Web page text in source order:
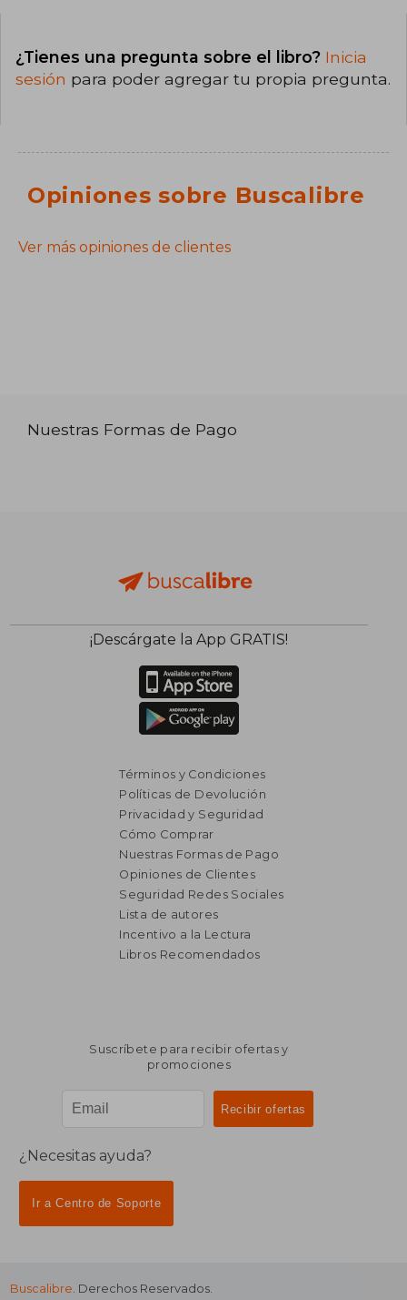
¿Tienes una pregunta sobre el libro? Inicia
sesión para poder agregar tu propia pregunta.
Opiniones sobre Buscalibre
Ver más opiniones de clientes
Nuestras Formas de Pago
¡Descárgate la App GRATIS!
Términos y Condiciones
Políticas de Devolución
Privacidad y Seguridad
Cómo Comprar
Nuestras Formas de Pago
Opiniones de Clientes
Seguridad Redes Sociales
Lista de autores
Incentivo a la Lectura
Libros Recomendados
Suscríbete para recibir ofertas y
promociones
¿Necesitas ayuda?
Ir a Centro de Soporte
Buscalibre . Derechos Reservados.